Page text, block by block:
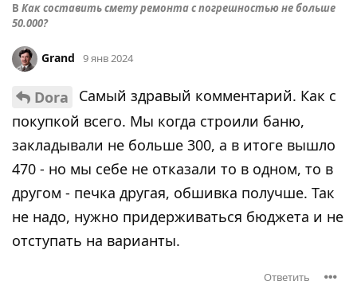
В Как составить смету ремонта с погрешностью не больше
50.000?
Grand 9 янв 2024
Dora
Самый здравый комментарий. Как с
покупкой всего. Мы когда строили баню,
закладывали не больше 300, а в итоге вышло
470 - но мы себе не отказали то в одном, то в
другом - печка другая, обшивка получше. Так
не надо, нужно придерживаться бюджета и не
отступать на варианты.
Ответить